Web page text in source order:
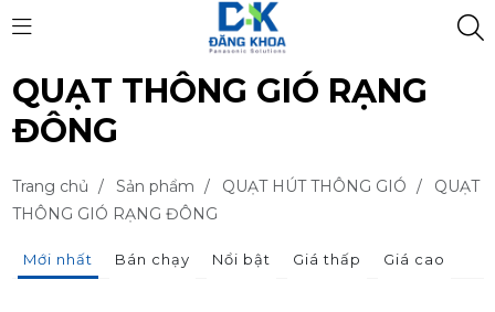
QUẠT THÔNG GIÓ RẠNG
ĐÔNG
Trang chủ / Sản phẩm / QUẠT HÚT THÔNG GIÓ /
QUẠT
THÔNG GIÓ RẠNG ĐÔNG
Mới nhất Bán chạy Nổi bật Giá thấp Giá cao